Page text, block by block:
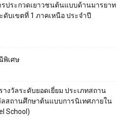
ประกวดเยาวชนต้นแบบด้านมารยาท
บเขตที่ 1 ภาคเหนือ ประจำปี
พิเศษ
งวัลระดับยอดเยี่ยม ประเภทสถาน
สถานศึกษาต้นแบบการนิเทศภายใน
School)